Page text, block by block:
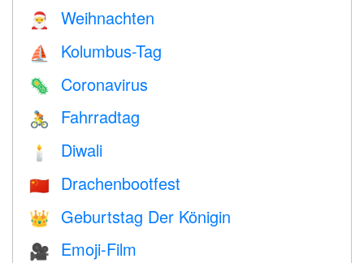
🎅 Weihnachten
⛵️ Kolumbus-Tag
🦠 Coronavirus
🚴 Fahrradtag
🕯 Diwali
🇨🇳 Drachenbootfest
👑 Geburtstag Der Königin
🎥 Emoji-Film